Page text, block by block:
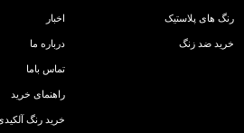
رنگ های پلاستیک
خرید ضد زنگ
اخبار
درباره ما
تماس باما
راهنمای خرید
خرید رنگ